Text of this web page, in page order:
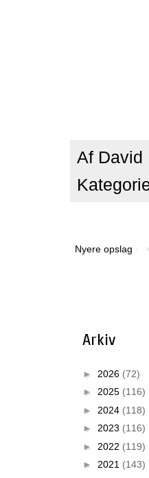
Af David
Nyere opslag
Arkiv
► 2026 (72)
► 2025 (116)
► 2024 (118)
► 2023 (116)
► 2022 (119)
► 2021 (143)